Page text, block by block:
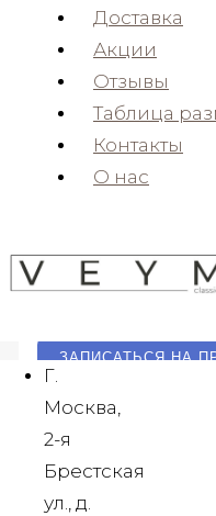
Доставка
Акции
Отзывы
Таблица
Контакты
О нас
Г.
Москва,
2-я
Брестская
ул., д.
тройка
Состав ; 55 %
поливискоза
Силуэт ; Slim-fit
– ПРОКАТ ОТ
ЗАПИСАТЬСЯ НА